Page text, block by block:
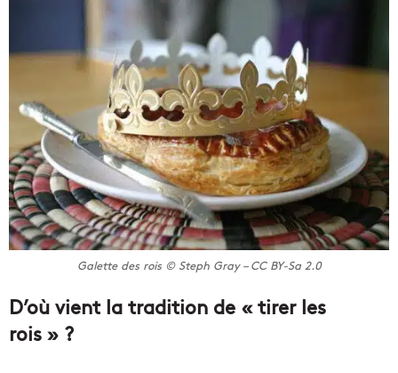
Galette des rois © Steph Gray – CC BY-Sa 2.0
D’où vient la tradition de « tirer les
rois » ?